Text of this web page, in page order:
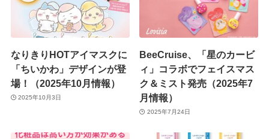
なりきりHOTアイマスクに
「ちいかわ」デザインが登
場！（2025年10月情報）
2025年10月3日
BeeCruise、「星のカービ
ィ」コラボでフェイスマス
ク＆ミスト発売（2025年7
月情報）
2025年7月24日